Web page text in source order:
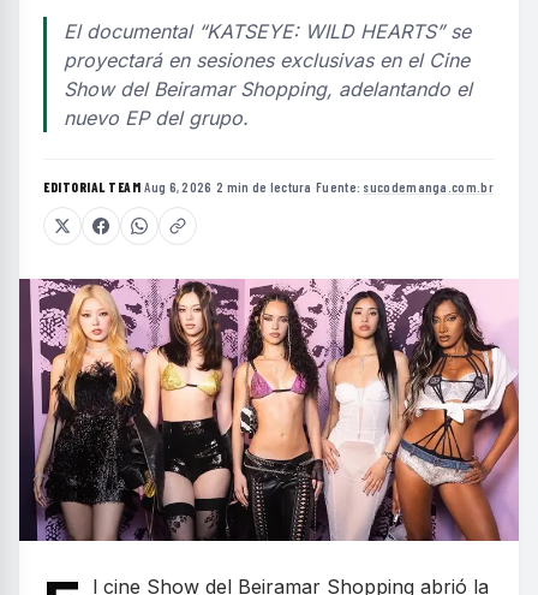
El documental “KATSEYE: WILD HEARTS” se
proyectará en sesiones exclusivas en el Cine
Show del Beiramar Shopping, adelantando el
nuevo EP del grupo.
EDITORIAL TEAM·Aug 6, 2026 ·2 min de lectura ·Fuente: sucodemanga.com.br
l cine Show del Beiramar Shopping abrió la